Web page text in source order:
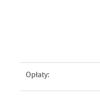
Opłaty: